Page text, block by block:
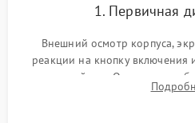
1. Первичная
Внешний осмотр корпуса,
реакции на кнопку включения
устройства. Оценка
лабораторного блока питания